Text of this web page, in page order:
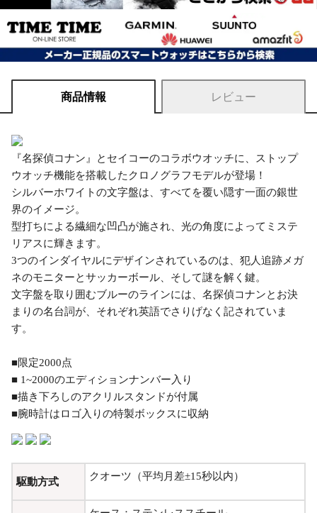
商品情報 レビュー
『名探偵コナン』とセイコーのコラボウオッチに、ストップ
ウオッチ機能を搭載したクロノグラフモデルが登場！
シルバーホワイトの文字盤は、すべてを覆い隠す一面の銀世
界のイメージ。
型打ちによる繊細な凹凸が施され、光の角度によってミステ
リアスに輝きます。
3つのインダイヤルにデザインされているのは、犯人追跡メガ
ネのモニターとサッカーボール、そして謎を解く鍵。
文字盤を取り囲むブルーのラインには、名探偵コナンとお決
まりの名台詞が、それぞれ英語でさりげなく記されていま
す。
■限定2000点
■ 1~2000のエディションナンバー入り
■描き下ろしのアクリルスタンドが付属
■腕時計はロゴ入りの特製ボックスに収納
駆動方式 クオーツ（平均月差±15秒以内）